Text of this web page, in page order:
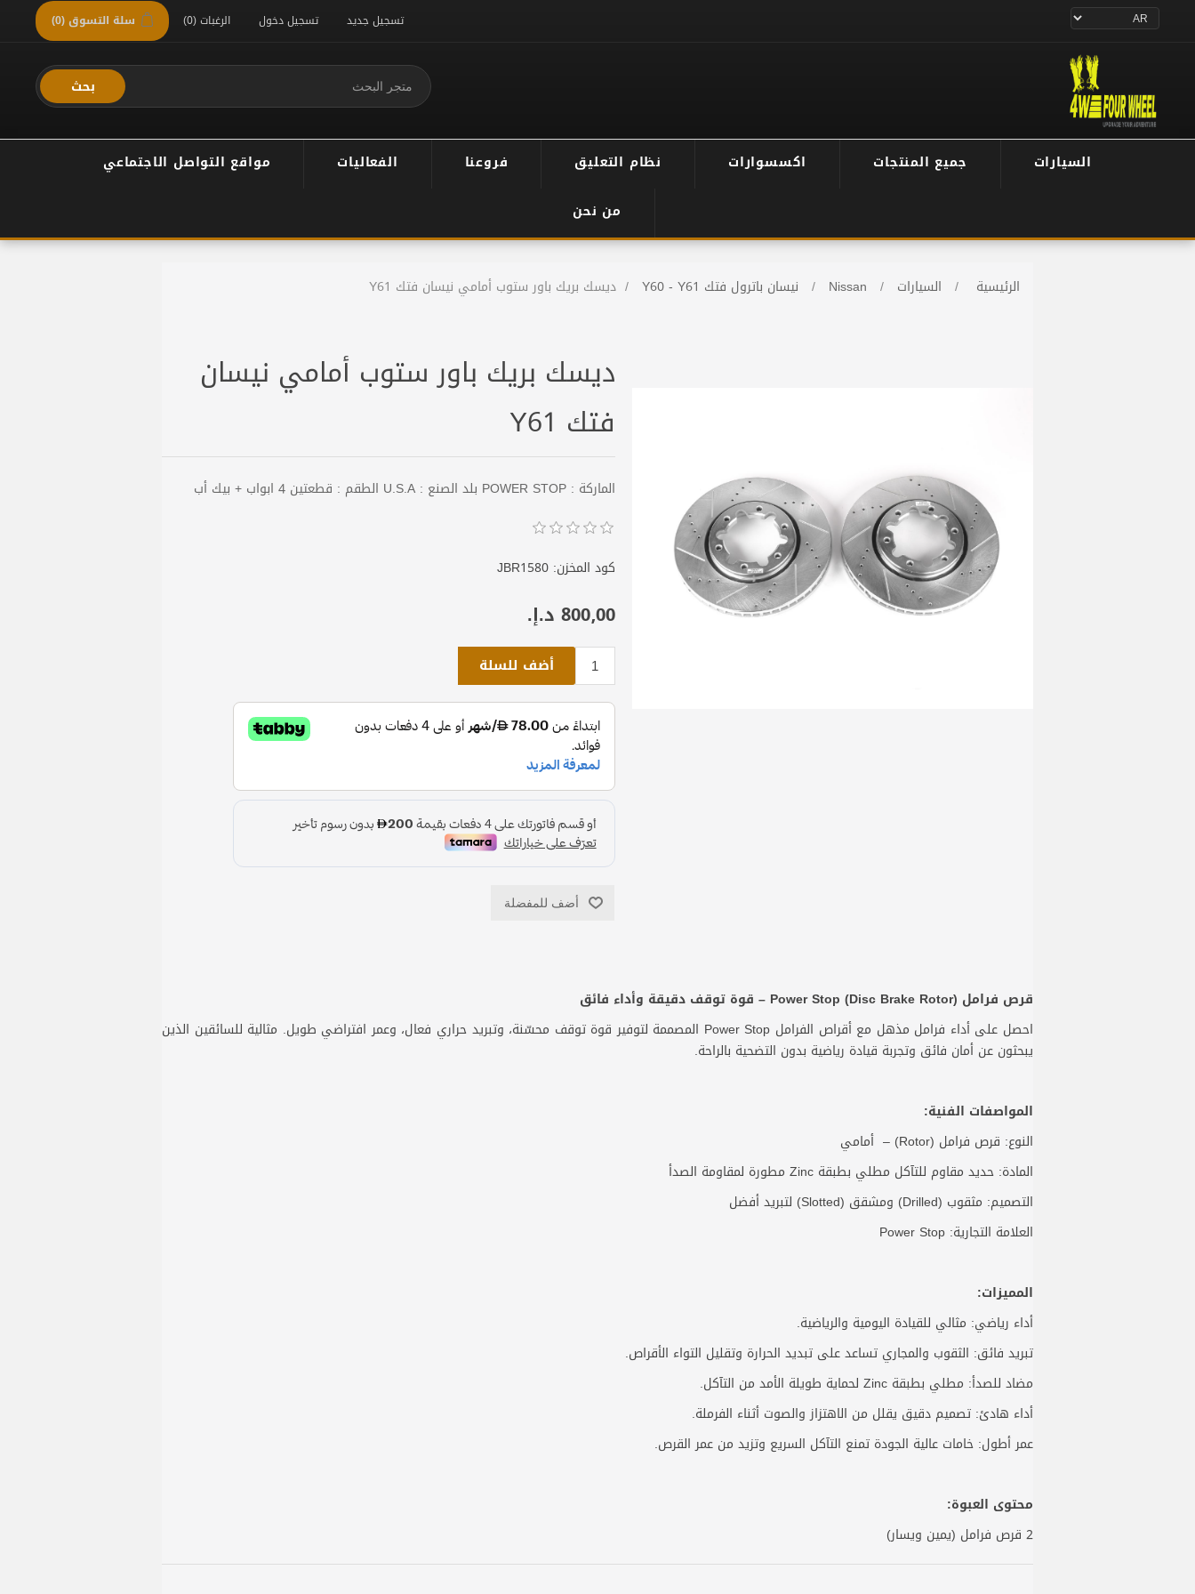
تسجيل جديد تسجيل دخول الرغبات(0) سلة التسوق(0)
بحث
السيارات جميع المنتجات اكسسوارات نظام التعليق فروعنا الفعاليات مواقع التواصل الاجتماعي
من نحن
الرئيسية / السيارات /
Nissan
/ نيسان باترول فتك Y60 - Y61 / ديسك بريك باور ستوب أمامي نيسان فتك Y61
ديسك بريك باور ستوب أمامي نيسان
فتك Y61
الماركة : POWER STOP بلد الصنع : U.S.A الطقم : قطعتين 4 ابواب + بيك أب
كود المخزن: JBR1580
800٫00 د.إ.‏
أضف للسلة
أضف للمفضلة
قرص فرامل (Disc Brake Rotor) Power Stop – قوة توقف دقيقة وأداء فائق
احصل على أداء فرامل مذهل مع أقراص الفرامل Power Stop المصممة لتوفير قوة توقف محسّنة، وتبريد حراري فعال، وعمر افتراضي طويل. مثالية للسائقين الذين
يبحثون عن أمان فائق وتجربة قيادة رياضية بدون التضحية بالراحة.
المواصفات الفنية:
النوع: قرص فرامل (Rotor) – أمامي
المادة: حديد مقاوم للتآكل مطلي بطبقة Zinc مطورة لمقاومة الصدأ
التصميم: مثقوب (Drilled) ومشقق (Slotted) لتبريد أفضل
العلامة التجارية: Power Stop
المميزات:
أداء رياضي: مثالي للقيادة اليومية والرياضية.
تبريد فائق: الثقوب والمجاري تساعد على تبديد الحرارة وتقليل التواء الأقراص.
مضاد للصدأ: مطلي بطبقة Zinc لحماية طويلة الأمد من التآكل.
أداء هادئ: تصميم دقيق يقلل من الاهتزاز والصوت أثناء الفرملة.
عمر أطول: خامات عالية الجودة تمنع التآكل السريع وتزيد من عمر القرص.
محتوى العبوة:
2 قرص فرامل (يمين ويسار)